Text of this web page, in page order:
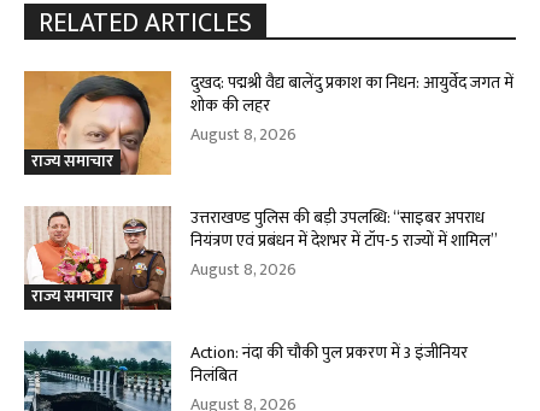
RELATED ARTICLES
राज्य समाचार
दुखद: पद्मश्री वैद्य बालेंदु प्रकाश का निधन: आयुर्वेद जगत में
शोक की लहर
August 8, 2026
राज्य समाचार
उत्तराखण्ड पुलिस की बड़ी उपलब्धि: “साइबर अपराध
नियंत्रण एवं प्रबंधन में देशभर में टॉप-5 राज्यों में शामिल”
August 8, 2026
Action: नंदा की चौकी पुल प्रकरण में 3 इंजीनियर
निलंबित
August 8, 2026